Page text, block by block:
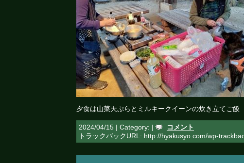
夕食は山菜天ぷらとミルキークイーンの炊き立てご飯
2024/04/15 | Category: |
コメント
トラックバックURL: http://hyakusyo.com/wp-